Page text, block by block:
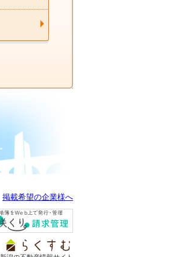
掲載希望の企業様へ